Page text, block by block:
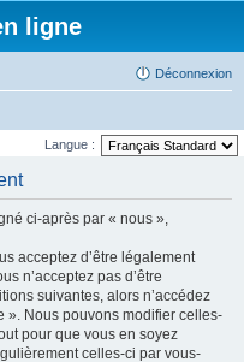
ligne
Déconnexion
Langue :
ci-après par « nous »,
acceptez d’être légalement
n’acceptez pas d’être
suivantes, alors n’accédez
». Nous pouvons modifier celles-
pour que vous en soyez
celles-ci par vous-